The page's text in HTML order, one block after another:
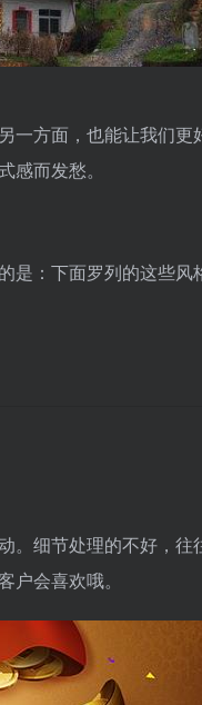
一方面，也能让我们更
而发愁。
是：下面罗列的这些风
。细节处理的不好，往
会喜欢哦。